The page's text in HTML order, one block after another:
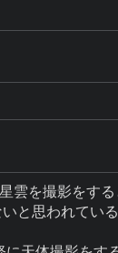
を撮影をする
と思われてい